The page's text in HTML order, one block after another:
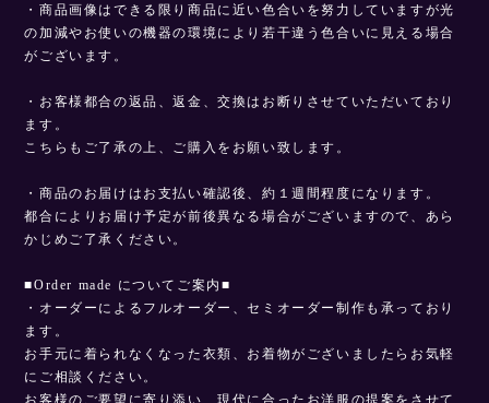
・商品画像はできる限り商品に近い色合いを努力していますが光
の加減やお使いの機器の環境により若干違う色合いに見える場合
がございます。
・お客様都合の返品、返金、交換はお断りさせていただいており
ます。
こちらもご了承の上、ご購入をお願い致します。
・商品のお届けはお支払い確認後、約１週間程度になります。
都合によりお届け予定が前後異なる場合がございますので、あら
かじめご了承ください。
■Order made についてご案内■
・オーダーによるフルオーダー、セミオーダー制作も承っており
ます。
お手元に着られなくなった衣類、お着物がございましたらお気軽
にご相談ください。
お客様のご要望に寄り添い、現代に合ったお洋服の提案をさせて